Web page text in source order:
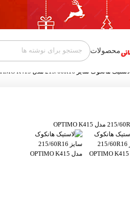
محصولات
لاستیک هانکوک سایز 215/60R16 مدل OPTIMO K415